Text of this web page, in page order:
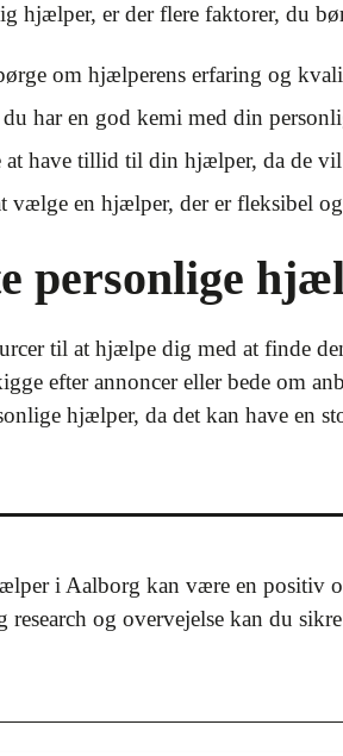
hjælper, er der flere faktorer, du
om hjælperens erfaring og
har en god kemi med din
at have tillid til din hjælper, da de
vælge en hjælper, der er fleksibel
personlige
til at hjælpe dig med at finde
efter annoncer eller bede om
hjælper, da det kan have en
i Aalborg kan være en positiv
og overvejelse kan du